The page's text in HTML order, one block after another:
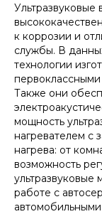
Ультразвуковые
к коррозии и
службы. В
технологии
первоклассными
Также они
мощность
нагревателем с
нагрева: от
возможность
работе с
автомобильными